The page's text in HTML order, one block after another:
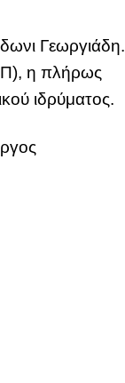
Γεωργιάδη.
η πλήρως
ιδρύματος.